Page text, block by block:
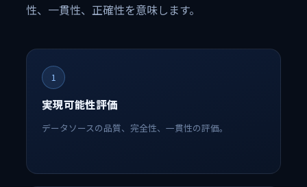
性、一貫性、正確性を意味します。
1
実現可能性評価
データソースの品質、完全性、一貫性の評価。